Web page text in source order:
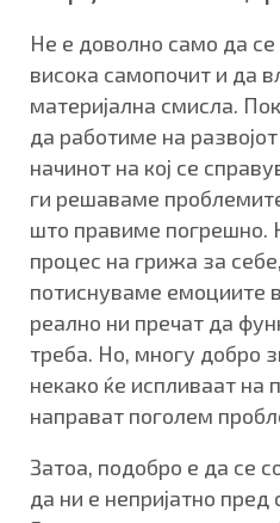
Не е доволно само да
висока самопочит и да
материјална смисла.
да работиме на
начинот на кој се
ги решаваме
што правиме погрешно.
процес на грижа за
потиснуваме емоциите
реално ни пречат да
треба. Но, многу добро
некако ќе испливаат на
направат поголем
Затоа, подобро е да се
да ни е непријатно пред